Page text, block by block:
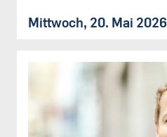
Mittwoch, 20. Mai 2026